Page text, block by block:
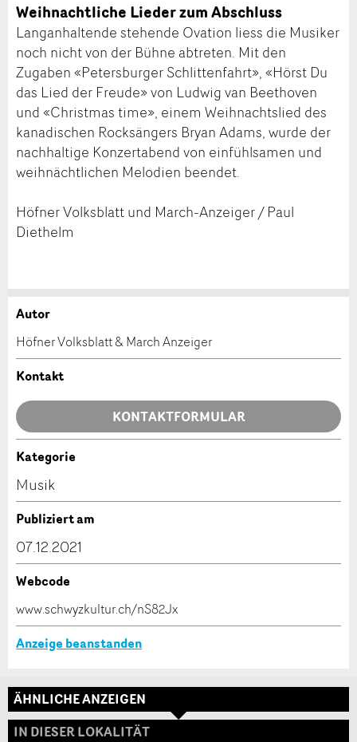
Weihnachtliche Lieder zum Abschluss
Langanhaltende stehende Ovation liess die Musiker
noch nicht von der Bühne abtreten. Mit den
Zugaben «Petersburger Schlittenfahrt», «Hörst Du
das Lied der Freude» von Ludwig van Beethoven
und «Christmas time», einem Weihnachtslied des
kanadischen Rocksängers Bryan Adams, wurde der
nachhaltige Konzertabend von einfühlsamen und
weihnächtlichen Melodien beendet.
Höfner Volksblatt und March-Anzeiger / Paul
Diethelm
Anzeige beanstanden
Ihr Feedback wird sehr geschätzt!
Allgemeines Feedback
Anzeige nicht mehr gültig
Anzeige unvollständig
Anzeige weiterempfehlen
Empfehlen Sie diese Anzeige an Freunde weiter.
* Eingabe erforderlich
Autor
Höfner Volksblatt & March Anzeiger
Kontakt
KONTAKTFORMULAR
Kontakt
Verfassen Sie eine Nachricht für die Kontaktpersonen
Adresse
Kategorie
Musik
Publiziert am
07.12.2021
Webcode
www.schwyzkultur.ch/nS82Jx
Anzeige beanstanden
ÄHNLICHE ANZEIGEN
IN DIESER LOKALITÄT